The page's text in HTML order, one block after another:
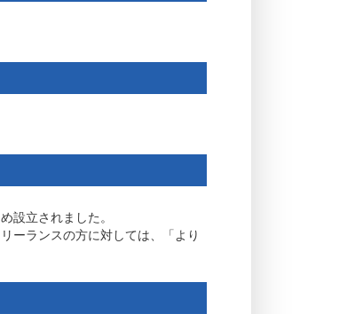
設立されました。
ーランスの方に対しては、「より